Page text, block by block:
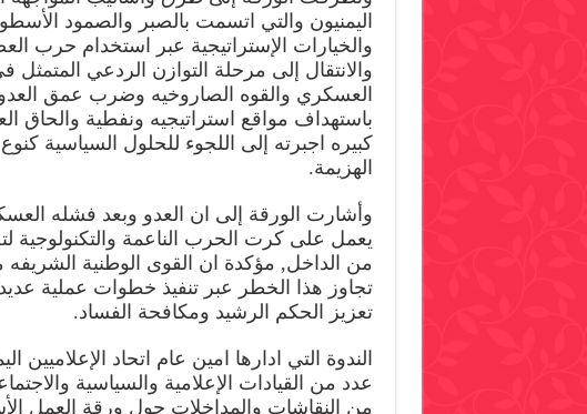
اليمنيون والتي اتسمت بالصبر والصمود
والخيارات الإستراتيجية عبر استخدام حرب
والانتقال إلى مرحلة التوازن الردعي المتمثل
العسكري والقوه الصاروخيه وضرب عمق
باستهداف مواقع استراتيجيه ونفطية والحاق
كبيره اجبرته إلى اللجوء للحلول السياسية
الهزيمة.
وأشارت الورقة إلى ان العدو وبعد فشله
يعمل على كرت الحرب الناعمة والتكنولوجية
من الداخل, مؤكدة ان القوى الوطنية الشريفه
تجاوز هذا الخطر عبر تنفيذ خطوات عملية
تعزيز الحكم الرشيد ومكافحة الفساد.
الندوة التي ادارها امين عام اتحاد
عدد من القيادات الإعلامية والسياسية
من النقاشات والمداخلات حول ورقة العمل